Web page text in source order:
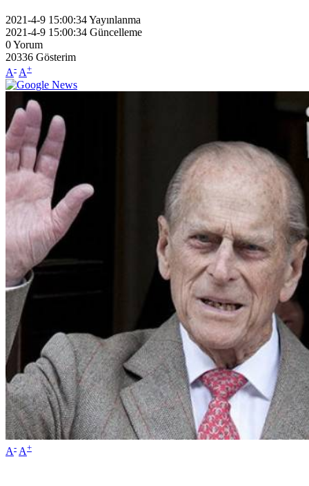
2021-4-9 15:00:34Yayınlanma
2021-4-9 15:00:34 Güncelleme
0Yorum
20336 Gösterim
A- A+
A- A+